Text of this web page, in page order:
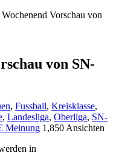
Vorschau von
von SN-
, Fussball, Kreisklasse,
, Landesliga, Oberliga, SN-
Meinung 1,850 Ansichten